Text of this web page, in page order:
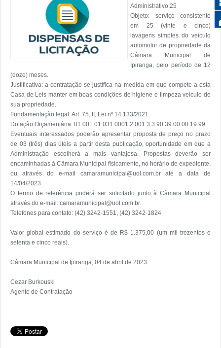
Administrativo:25
Objeto: serviço consistente
em 25 (vinte e cinco)
lavagens simples do veículo
automotor de propriedade da
Câmara Municipal de
Ipiranga, pelo período de 12
(doze) meses.
Justificativa: a contratação se justifica na medida em que compete a esta
Casa de Leis manter em boas condições de higiene e limpeza veículo de
sua propriedade.
Fundamentação legal: Art. 75, II, Lei nº 14.133/2021.
Dotação Orçamentária: 01.001.01.031.0001.2.001.3.3.90.39.00.00.19.99.
Eventuais interessados poderão apresentar proposta de preço no prazo
de 03 (três) dias úteis a partir desta publicação, oportunidade em que a
Administração escolherá a mais vantajosa. Propostas deverão ser
encaminhadas à Câmara Municipal fisicamente, no horário de expediente,
ou através do e-mail camaramunicipal@uol.com.br até a data de
14/04/2023.
O termo de referência poderá ser solicitado junto à Câmara Municipal
através do e-mail: camaramunicipal@uol.com.br.
Telefones para contato: (42) 3242-1551, (42) 3242-1824
Valor global estimado do serviço é de R$ 1.375,00 (um mil trezentos e
setenta e cinco reais).
Câmara Municipal de Ipiranga, 04 de abril de 2023.
Cezar Burkouski